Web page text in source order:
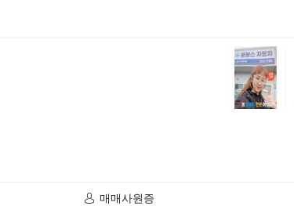
매매사원증